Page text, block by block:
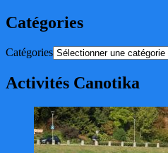
Catégories
Catégories
Activités Canotika